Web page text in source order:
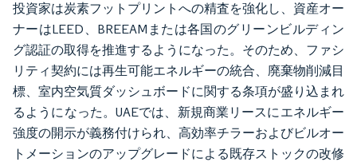
投資家は炭素フットプリントへの精査を強化し、資産オー
ナーはLEED、BREEAMまたは各国のグリーンビルディン
グ認証の取得を推進するようになった。そのため、ファシ
リティ契約には再生可能エネルギーの統合、廃棄物削減目
標、室内空気質ダッシュボードに関する条項が盛り込まれ
るようになった。UAEでは、新規商業リースにエネルギー
強度の開示が義務付けられ、高効率チラーおよびビルオー
トメーションのアップグレードによる既存ストックの改修